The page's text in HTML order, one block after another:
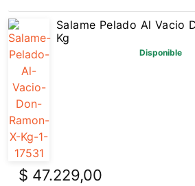
Salame Pelado Al Vacio
Kg
Disponible
$ 47.229,00